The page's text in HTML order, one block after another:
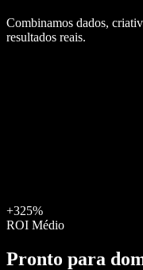
Combinamos dados,
resultados reais.
+325%
ROI Médio
Pronto para